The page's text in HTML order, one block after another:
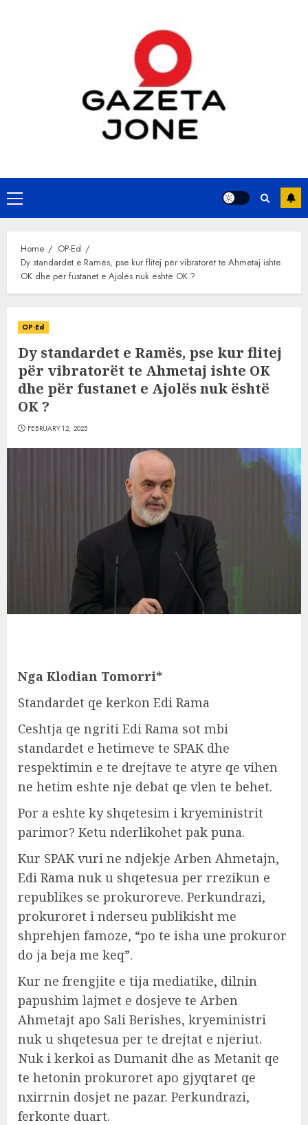
Primary
Menu
Home
OP-Ed
Dy standardet e Ramës, pse kur flitej për vibratorët te Ahmetaj ishte
OK dhe për fustanet e Ajolës nuk është OK ?
OP-Ed
Dy standardet e Ramës, pse kur flitej
për vibratorët te Ahmetaj ishte OK
dhe për fustanet e Ajolës nuk është
OK ?
FEBRUARY 12, 2025
Nga Klodian Tomorri*
Standardet qe kerkon Edi Rama
Ceshtja qe ngriti Edi Rama sot mbi
standardet e hetimeve te SPAK dhe
respektimin e te drejtave te atyre qe vihen
ne hetim eshte nje debat qe vlen te behet.
Por a eshte ky shqetesim i kryeministrit
parimor? Ketu nderlikohet pak puna.
Kur SPAK vuri ne ndjekje Arben Ahmetajn,
Edi Rama nuk u shqetesua per rrezikun e
republikes se prokuroreve. Perkundrazi,
prokuroret i nderseu publikisht me
shprehjen famoze, “po te isha une prokuror
do ja beja me keq”.
Kur ne frengjite e tija mediatike, dilnin
papushim lajmet e dosjeve te Arben
Ahmetajt apo Sali Berishes, kryeministri
nuk u shqetesua per te drejtat e njeriut.
Nuk i kerkoi as Dumanit dhe as Metanit qe
te hetonin prokuroret apo gjyqtaret qe
nxirrnin dosjet ne pazar. Perkundrazi,
ferkonte duart.